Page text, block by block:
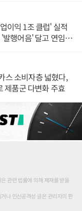
이익 1조 클럽' 실적
행어음' 달고 연임 향
스 소비자층 넓혔다,
제품군 다변화 주효
관련 법률에 의해 제재를 받을
나 인신공격성 글은 관리자의 판